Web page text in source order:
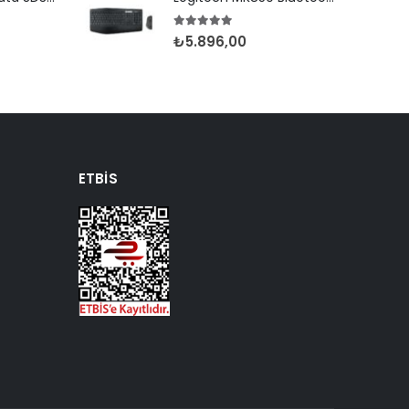
5.005 üzerinden
₺5.896,00
ETBIS